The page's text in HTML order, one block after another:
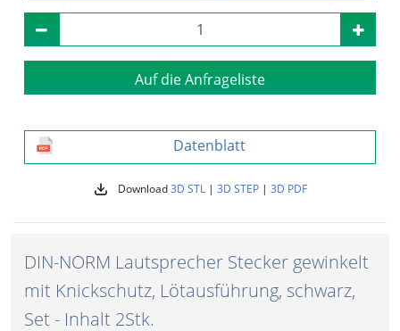
Auf die Anfrageliste
Datenblatt
Download3D STL| 3D STEP| 3D PDF
DIN-NORM Lautsprecher Stecker gewinkelt
mit Knickschutz, Lötausführung, schwarz,
Set - Inhalt 2Stk.